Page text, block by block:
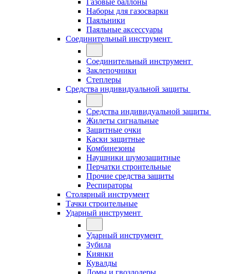
Газовые баллоны
Наборы для газосварки
Паяльники
Паяльные аксессуары
Соединительный инструмент
Соединительный инструмент
Заклепочники
Степлеры
Средства индивидуальной защиты
Средства индивидуальной защиты
Жилеты сигнальные
Защитные очки
Каски защитные
Комбинезоны
Наушники шумозащитные
Перчатки строительные
Прочие средства защиты
Респираторы
Столярный инструмент
Тачки строительные
Ударный инструмент
Ударный инструмент
Зубила
Киянки
Кувалды
Ломы и гвоздодеры